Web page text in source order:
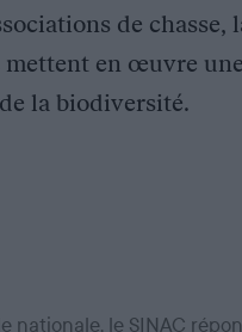
de
en œuvre
la biodiversité.
nationale, le SINAC